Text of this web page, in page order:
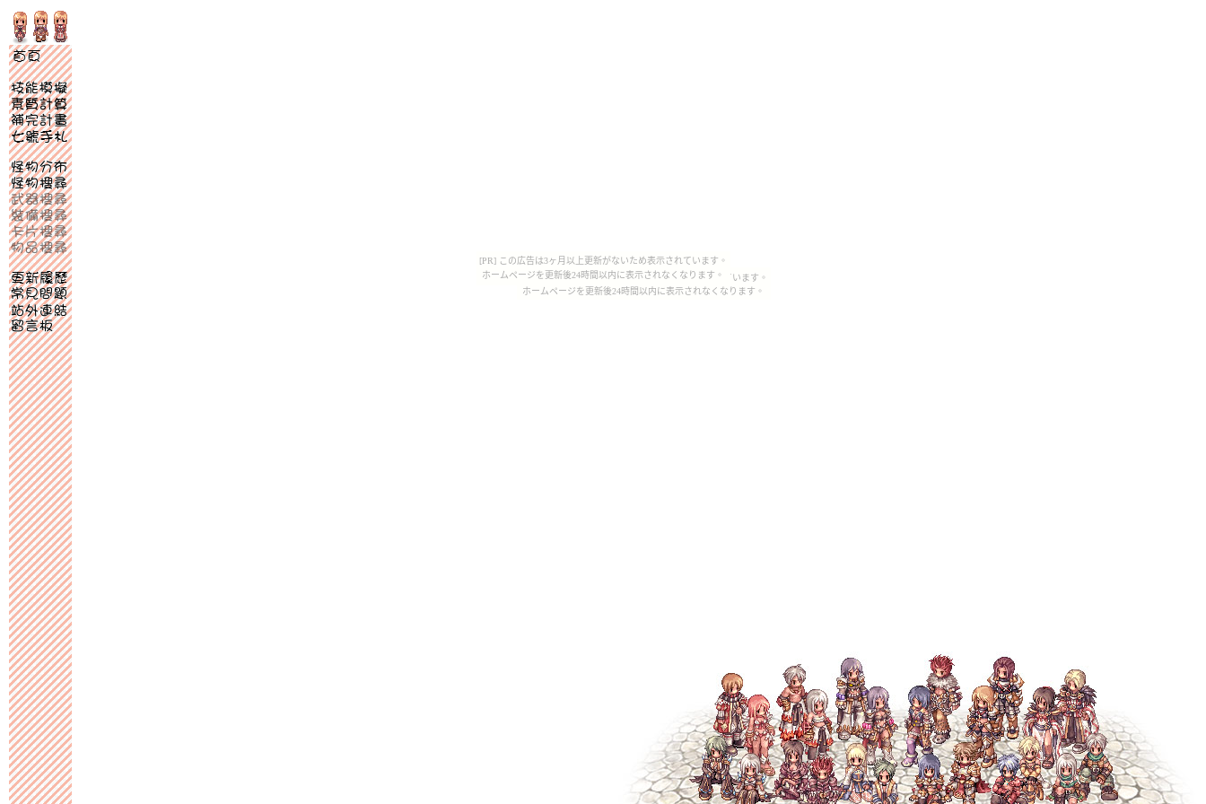
[PR] この広告は3ヶ月以上更新がないため表示されています。
ホームページを更新後24時間以内に表示されなくなります。